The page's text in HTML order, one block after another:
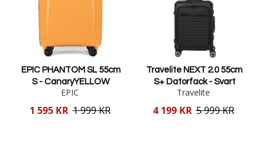
EPIC PHANTOM SL 55cm
S - CanaryYELLOW
EPIC
Reducerat
1 595 KR 1 999 KR
Travelite NEXT 2.0 55cm
S+ Datorfack - Svart
Travelite
Reducerat
4 199 KR 5 999 KR